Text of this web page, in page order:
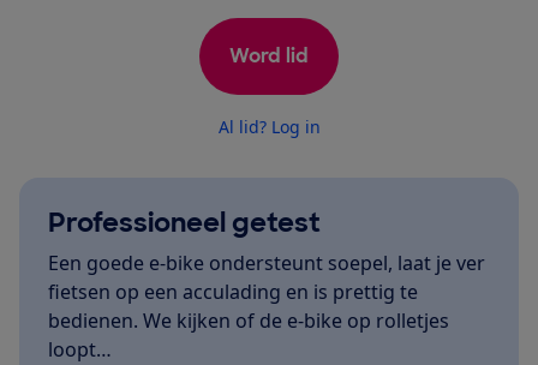
Word lid
Al lid? Log in
Professioneel getest
Een goede e-bike ondersteunt soepel, laat je ver
fietsen op een acculading en is prettig te
bedienen. We kijken of de e-bike op rolletjes
loopt…